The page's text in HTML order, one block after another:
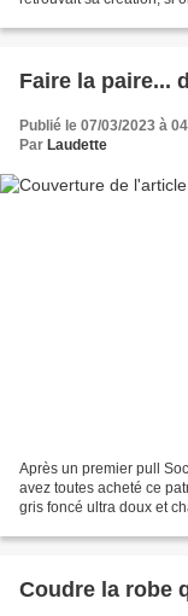
Faire la paire...
Publié le 07/03/2023 à
Par Laudette
Après un premier pull
avez toutes acheté ce
gris foncé ultra doux et
Coudre la robe